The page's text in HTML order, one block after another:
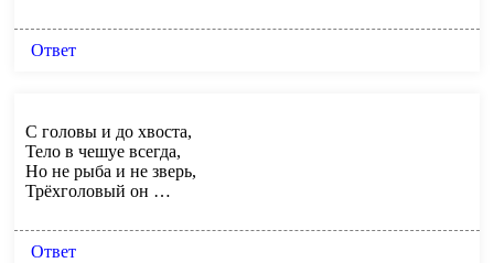
Ответ
С головы и до хвоста,
Тело в чешуе всегда,
Но не рыба и не зверь,
Трёхголовый он …
Ответ